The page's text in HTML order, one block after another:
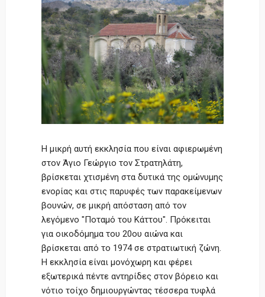
Η μικρή αυτή εκκλησία που είναι αφιερωμένη
στον Άγιο Γεώργιο τον Στρατηλάτη,
βρίσκεται χτισμένη στα δυτικά της ομώνυμης
ενορίας και στις παρυφές των παρακείμενων
βουνών, σε μικρή απόσταση από τον
λεγόμενο ″Ποταμό του Κάττου″. Πρόκειται
για οικοδόμημα του 20ου αιώνα και
βρίσκεται από το 1974 σε στρατιωτική ζώνη.
Η εκκλησία είναι μονόχωρη και φέρει
εξωτερικά πέντε αντηρίδες στον βόρειο και
νότιο τοίχο δημιουργώντας τέσσερα τυφλά